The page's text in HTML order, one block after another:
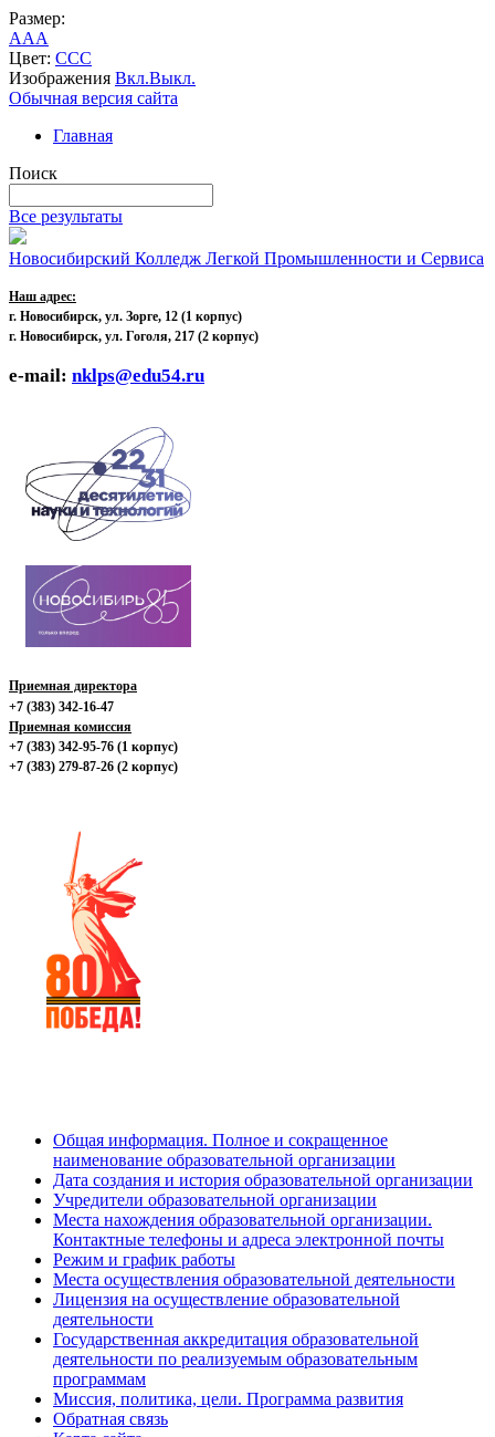
Размер:
AAA
Цвет: CCC
Изображения Вкл.Выкл.
Обычная версия сайта
Главная
Поиск
Все результаты
Новосибирский Колледж Легкой Промышленности и Сервиса
Наш адрес:
г. Новосибирск, ул. Зорге, 12 (1 корпус)
г. Новосибирск, ул. Гоголя, 217 (2 корпус)
e-mail: nklps@edu54.ru
Приемная директора
+7 (383) 342-16-47
Приемная комиссия
+7 (383) 342-95-76 (1 корпус)
+7 (383) 279-87-26 (2 корпус)
Общая информация. Полное и сокращенное
наименование образовательной организации
Дата создания и история образовательной организации
Учредители образовательной организации
Места нахождения образовательной организации.
Контактные телефоны и адреса электронной почты
Режим и график работы
Места осуществления образовательной деятельности
Лицензия на осуществление образовательной
деятельности
Государственная аккредитация образовательной
деятельности по реализуемым образовательным
программам
Миссия, политика, цели. Программа развития
Обратная связь